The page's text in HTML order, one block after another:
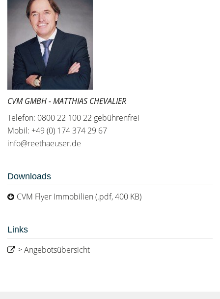
CVM GMBH - MATTHIAS CHEVALIER
Telefon: 0800 22 100 22 gebührenfrei
Mobil: +49 (0) 174 374 29 67
info@reethaeuser.de
Downloads
CVM Flyer Immobilien (.pdf, 400 KB)
Links
> Angebotsübersicht